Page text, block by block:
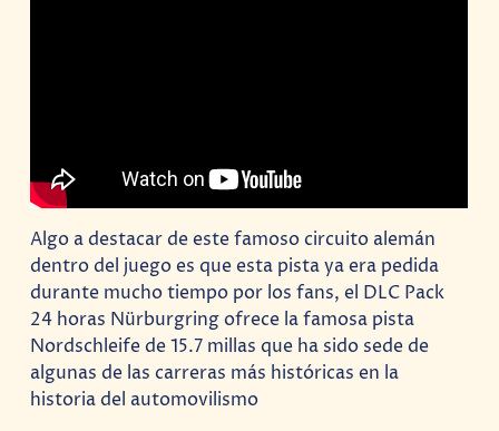
Algo a destacar de este famoso circuito alemán
dentro del juego es que esta pista ya era pedida
durante mucho tiempo por los fans, el DLC Pack
24 horas Nürburgring ofrece la famosa pista
Nordschleife de 15.7 millas que ha sido sede de
algunas de las carreras más históricas en la
historia del automovilismo